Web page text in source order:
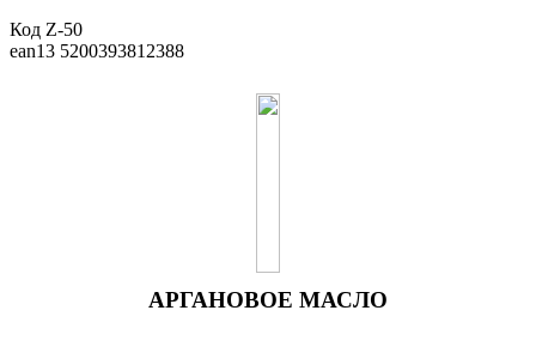
Код Z-50
ean13 5200393812388
АРГАНОВОЕ МАСЛО